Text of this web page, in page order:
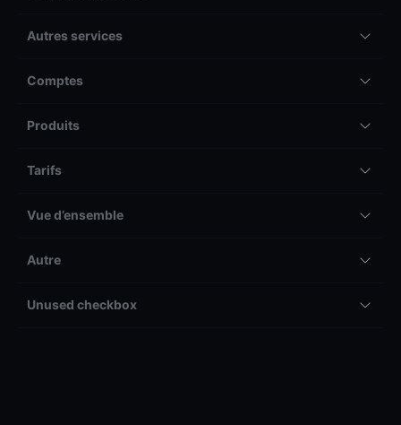
Autres services
Comptes
Produits
Tarifs
Vue d’ensemble
Autre
Unused checkbox